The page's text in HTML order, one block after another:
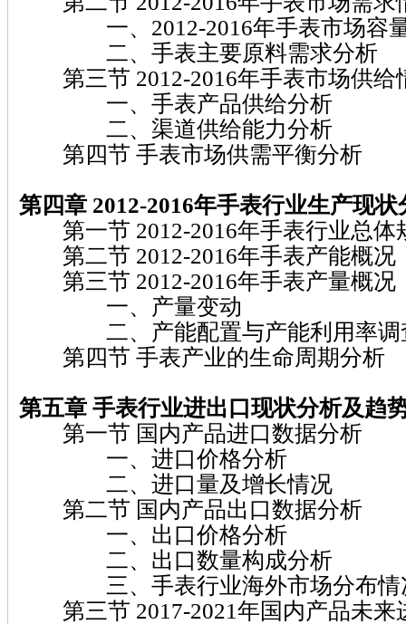
一、2012-2016年手表市场容
二、手表主要原料需求分析
第三节 2012-2016年手表市场供给
一、手表产品供给分析
二、渠道供给能力分析
第四节 手表市场供需平衡分析
第四章 2012-2016年手表行业生产现状
第一节 2012-2016年手表行业总体
第二节 2012-2016年手表产能概况
第三节 2012-2016年手表产量概况
一、产量变动
二、产能配置与产能利用率调
第四节 手表产业的生命周期分析
第五章 手表行业进出口现状分析及趋
第一节 国内产品进口数据分析
一、进口价格分析
二、进口量及增长情况
第二节 国内产品出口数据分析
一、出口价格分析
二、出口数量构成分析
三、手表行业海外市场分布情
第三节 2017-2021年国内产品未来